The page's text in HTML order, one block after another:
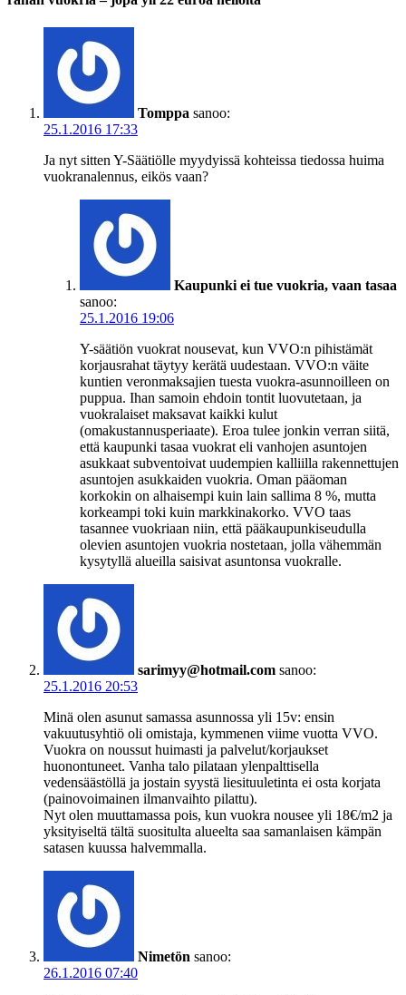
Tomppa sanoo:
25.1.2016 17:33
Ja nyt sitten Y-Säätiölle myydyissä kohteissa tiedossa huima
vuokranalennus, eikös vaan?
Kaupunki ei tue vuokria, vaan tasaa
sanoo:
25.1.2016 19:06
Y-säätiön vuokrat nousevat, kun VVO:n pihistämät
korjausrahat täytyy kerätä uudestaan. VVO:n väite
kuntien veronmaksajien tuesta vuokra-asunnoilleen on
puppua. Ihan samoin ehdoin tontit luovutetaan, ja
vuokralaiset maksavat kaikki kulut
(omakustannusperiaate). Eroa tulee jonkin verran siitä,
että kaupunki tasaa vuokrat eli vanhojen asuntojen
asukkaat subventoivat uudempien kalliilla rakennettujen
asuntojen asukkaiden vuokria. Oman pääoman
korkokin on alhaisempi kuin lain sallima 8 %, mutta
korkeampi toki kuin markkinakorko. VVO taas
tasannee vuokriaan niin, että pääkaupunkiseudulla
olevien asuntojen vuokria nostetaan, jolla vähemmän
kysytyllä alueilla saisivat asuntonsa vuokralle.
sarimyy@hotmail.com sanoo:
25.1.2016 20:53
Minä olen asunut samassa asunnossa yli 15v: ensin
vakuutusyhtiö oli omistaja, kymmenen viime vuotta VVO.
Vuokra on noussut huimasti ja palvelut/korjaukset
huonontuneet. Vanha talo pilataan ylenpalttisella
vedensäästöllä ja jostain syystä liesituuletinta ei osta korjata
(painovoimainen ilmanvaihto pilattu).
Nyt olen muuttamassa pois, kun vuokra nousee yli 18€/m2 ja
yksityiseltä tältä suositulta alueelta saa samanlaisen kämpän
satasen kuussa halvemmalla.
Nimetön sanoo:
26.1.2016 07:40